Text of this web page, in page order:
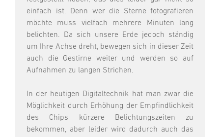
einfach ist. Denn wer die Sterne fotografieren
möchte muss vielfach mehrere Minuten lang
belichten. Da sich unsere Erde jedoch ständig
um Ihre Achse dreht, bewegen sich in dieser Zeit
auch die Gestirne weiter und werden so auf
Aufnahmen zu langen Strichen.
In der heutigen Digitaltechnik hat man zwar die
Möglichkeit durch Erhöhung der Empfindlichkeit
des Chips kürzere Belichtungszeiten zu
bekommen, aber leider wird dadurch auch das